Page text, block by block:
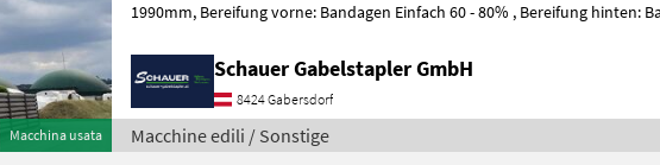
Macchina usata
1990mm, Bereifung vorne: Bandagen Einfach 60 - 80% ,
Schauer Gabelstapler GmbH
8424 Gabersdorf
Macchine edili / Sonstige